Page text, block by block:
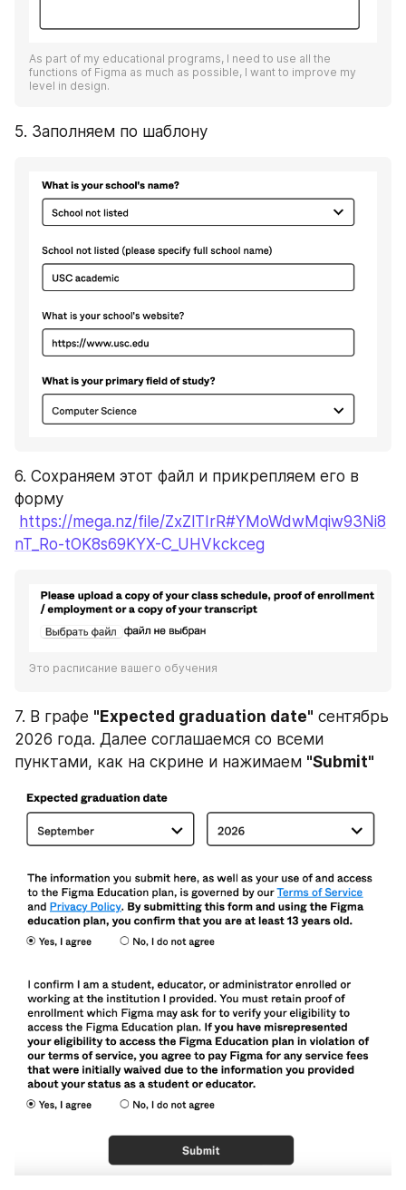
As part of my educational programs, I need to use all the
functions of Figma as much as possible, I want to improve my
level in design.
5. Заполняем по шаблону
6. Сохраняем этот файл и прикрепляем его в
форму
https://mega.nz/file/ZxZlTIrR#YMoWdwMqiw93Ni8
nT_Ro-tOK8s69KYX-C_UHVkckceg
Это расписание вашего обучения
7. В графе "Expected graduation date" сентябрь
2026 года. Далее соглашаемся со всеми
пунктами, как на скрине и нажимаем "Submit"